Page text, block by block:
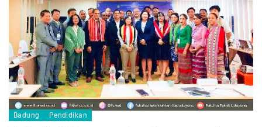
Badung Pendidikan